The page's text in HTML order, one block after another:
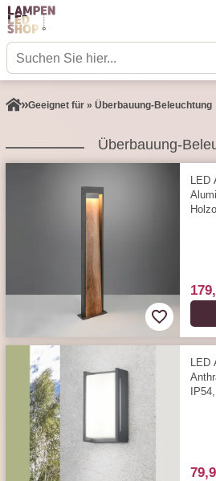
Geeignet für » Überbauung-Beleuchtung
Überbauung-